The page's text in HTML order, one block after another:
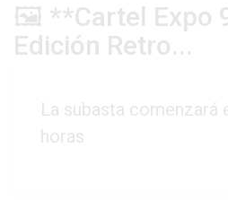
🖼️ **Cartel Expo
Edición Retro...
La subasta comenzará
horas